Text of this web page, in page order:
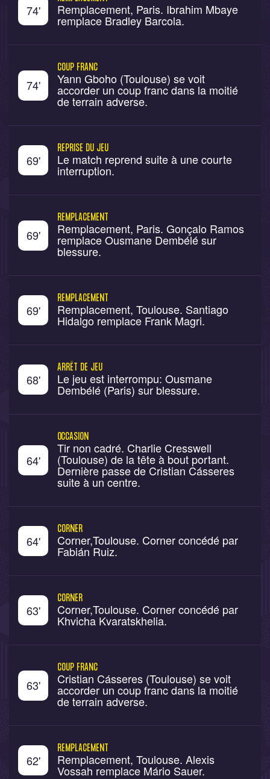
74' Remplacement, Paris. Ibrahim Mbaye
remplace Bradley Barcola.
74'
COUP FRANC
Yann Gboho (Toulouse) se voit
accorder un coup franc dans la moitié
de terrain adverse.
69'
REPRISE DU JEU
Le match reprend suite à une courte
interruption.
69'
REMPLACEMENT
Remplacement, Paris. Gonçalo Ramos
remplace Ousmane Dembélé sur
blessure.
69'
REMPLACEMENT
Remplacement, Toulouse. Santiago
Hidalgo remplace Frank Magri.
68'
ARRÊT DE JEU
Le jeu est interrompu: Ousmane
Dembélé (Paris) sur blessure.
64'
OCCASION
Tir non cadré. Charlie Cresswell
(Toulouse) de la tête à bout portant.
Dernière passe de Cristian Cásseres
suite à un centre.
64'
CORNER
Corner,Toulouse. Corner concédé par
Fabián Ruiz.
63'
CORNER
Corner,Toulouse. Corner concédé par
Khvicha Kvaratskhelia.
63'
COUP FRANC
Cristian Cásseres (Toulouse) se voit
accorder un coup franc dans la moitié
de terrain adverse.
62'
REMPLACEMENT
Remplacement, Toulouse. Alexis
Vossah remplace Mário Sauer.